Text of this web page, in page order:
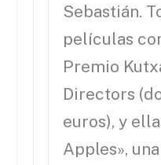
Sebastián.
películas
Premio
Directors
euros), y
Apples»,